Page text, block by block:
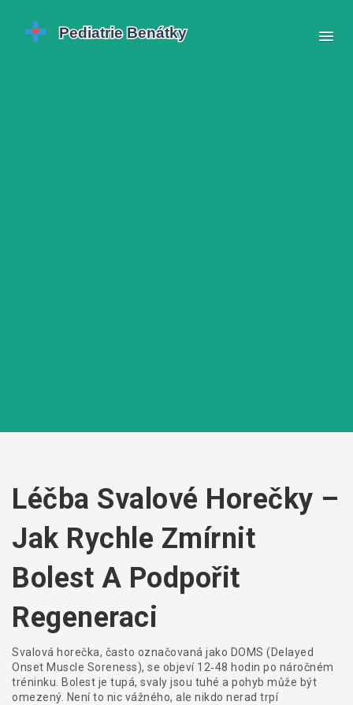
Léčba Svalové Horečky –
Jak Rychle Zmírnit
Bolest A Podpořit
Regeneraci
Svalová horečka, často označovaná jako DOMS (Delayed
Onset Muscle Soreness), se objeví 12‑48 hodin po náročném
tréninku. Bolest je tupá, svaly jsou tuhé a pohyb může být
omezený. Není to nic vážného, ale nikdo nerad trpí